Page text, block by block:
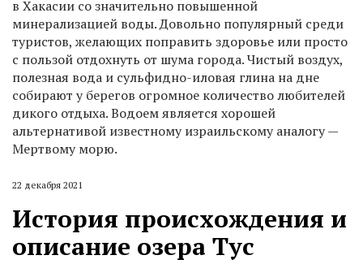
в Хакасии со значительно повышенной
минерализацией воды. Довольно популярный среди
туристов, желающих поправить здоровье или просто
с пользой отдохнуть от шума города. Чистый воздух,
полезная вода и сульфидно-иловая глина на дне
собирают у берегов огромное количество любителей
дикого отдыха. Водоем является хорошей
альтернативой известному израильскому аналогу —
Мертвому морю.
22 декабря 2021
История происхождения и
описание озера Тус